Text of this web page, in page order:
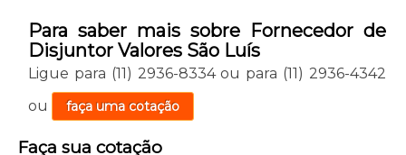
Para saber mais sobre Fornecedor de
Disjuntor Valores São Luís
Ligue para (11) 2936-8334ou para (11) 2936-4342
ou
faça uma cotação
Faça sua cotação